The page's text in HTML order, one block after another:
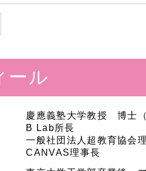
ール
慶應義塾大学教授 博士
B Lab所長
一般社団法人超教育協会
CANVAS理事長